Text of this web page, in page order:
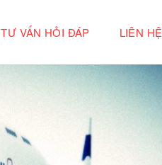
TƯ VẤN HỎI ĐÁP LIÊN HỆ